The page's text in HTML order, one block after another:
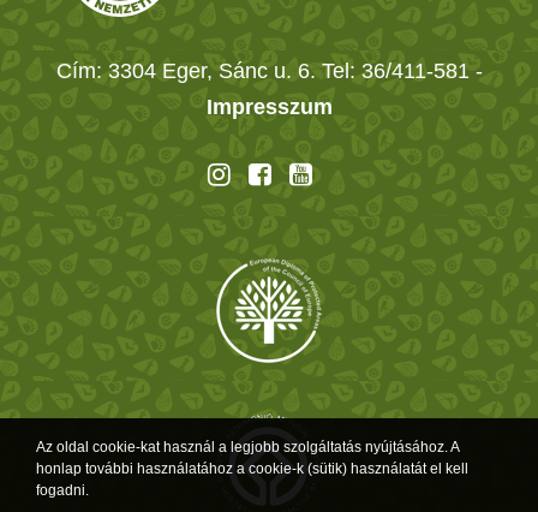
Cím: 3304 Eger, Sánc u. 6. Tel: 36/411-581 -
Impresszum
Az oldal cookie-kat használ a legjobb szolgáltatás nyújtásához. A
honlap további használatához a cookie-k (sütik) használatát el kell
fogadni.